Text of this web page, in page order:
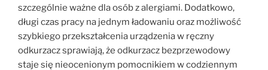
szczególnie ważne dla osób z alergiami. Dodatkowo,
długi czas pracy na jednym ładowaniu oraz możliwość
szybkiego przekształcenia urządzenia w ręczny
odkurzacz sprawiają, że odkurzacz bezprzewodowy
staje się nieocenionym pomocnikiem w codziennym